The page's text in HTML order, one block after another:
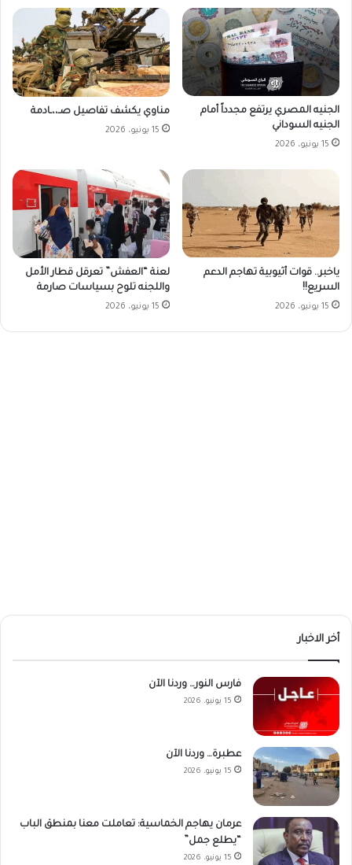
الجنيه المصري يرتفع مجدداً أمام
الجنيه السوداني
15 يونيو، 2026
مناوي يكشف تفاصيل صـ،،ـادمة
15 يونيو، 2026
ياخبر.. قوات أثيوبية تهاجم الدعم
السريع!!
15 يونيو، 2026
لعنة “العفش” تعرقل قطار الأمل
واللجنه تلوح بسياسات صارمة
15 يونيو، 2026
أخر الاخبار
فارس النور… وردنا الآن
15 يونيو، 2026
عطبرة… وردنا الآن
15 يونيو، 2026
عرمان يهاجم الخماسية: تعاملت معنا بمنطق الباب
“يطلع جمل”
15 يونيو، 2026